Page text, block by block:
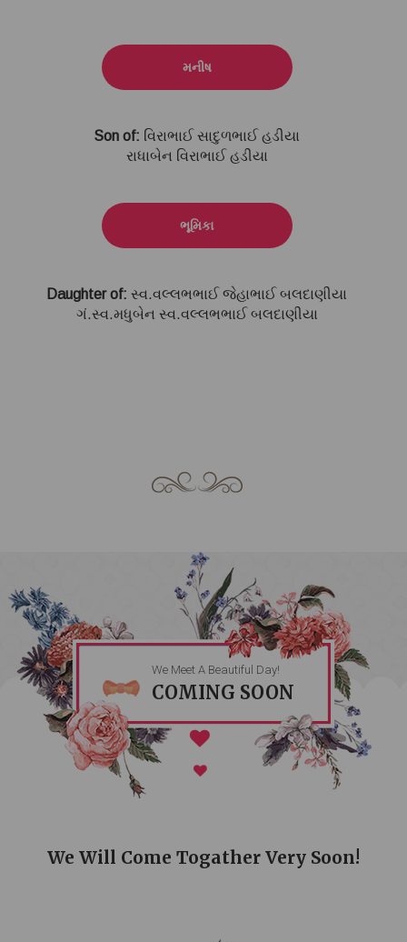
મનીષ
Son of: વિરાભાઈ સાદુળભાઈ હડીયા
રાધાબેન વિરાભાઈ હડીયા
ભૂમિકા
Daughter of: સ્વ.વલ્લભભાઈ જેહાભાઈ બલદાણીયા
ગં.સ્વ.મધુબેન સ્વ.વલ્લભભાઈ બલદાણીયા
We Meet A Beautiful Day!
COMING SOON
We Will Come Togather Very Soon!